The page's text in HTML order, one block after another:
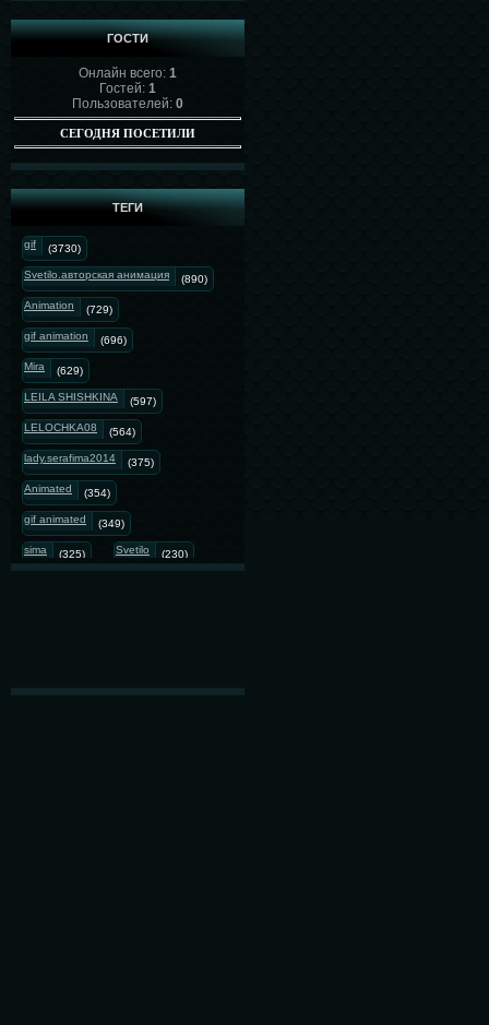
ГОСТИ
Онлайн всего: 1
Гостей: 1
Пользователей: 0
СЕГОДНЯ ПОСЕТИЛИ
ТЕГИ
gif (3730)
Svetilo.авторская анимация (890)
Animation (729)
gif animation (696)
Mira (629)
LEILA SHISHKINA (597)
LELOCHKA08 (564)
lady.serafima2014 (375)
Animated (354)
gif animated (349)
sima (325) Svetilo (230)